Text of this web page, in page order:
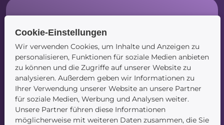
Social Media
Facebook
LinkedIn
Navigation
Cookie-Einstellungen
Wir verwenden Cookies, um Inhalte und Anzeigen zu
personalisieren, Funktionen für soziale Medien anbieten
zu können und die Zugriffe auf unserer Website zu
analysieren. Außerdem geben wir Informationen zu
Ihrer Verwendung unserer Website an unsere Partner
für soziale Medien, Werbung und Analysen weiter.
Unsere Partner führen diese Informationen
möglicherweise mit weiteren Daten zusammen, die Sie